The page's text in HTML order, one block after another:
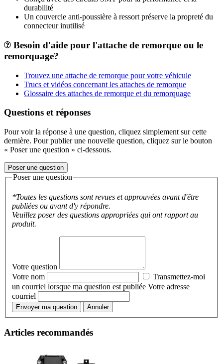
durabilité
Un couvercle anti-poussière à ressort préserve la propreté du
connecteur inutilisé
Besoin d'aide pour l'attache de remorque ou le
remorquage?
Trouvez une attache de remorque pour votre véhicule
Trucs et vidéos concernant les attaches de remorque
Glossaire des attaches de remorque et du remorquage
Questions et réponses
Pour voir la réponse à une question, cliquez simplement sur cette
dernière. Pour publier une nouvelle question, cliquez sur le bouton
« Poser une question » ci-dessous.
Poser une question
Poser une question
*Toutes les questions sont revues et approuvées avant d'être
publiées ou avant d'y répondre.
Veuillez poser des questions appropriées qui ont rapport au
produit.
Votre question
Votre nom
Transmettez-moi
un courriel lorsque ma question est publiée Votre adresse
courriel
Envoyer ma question Annuler
Articles recommandés